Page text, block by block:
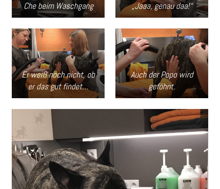
Che beim Waschgang „Jaaa, genau daa!“
Er weiß noch nicht, ob
er das gut findet…
Auch der Popo wird
geföhnt.